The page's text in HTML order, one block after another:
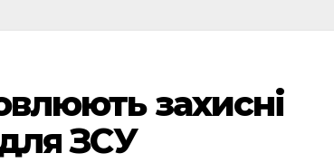
захисні
ЗСУ